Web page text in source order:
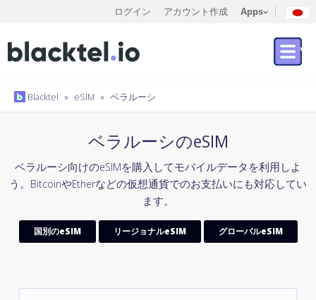
ログイン アカウント作成 Apps
Blacktel » eSIM » ベラルーシ
ベラルーシのeSIM
ベラルーシ向けのeSIMを購入してモバイルデータを利用しよ
う。BitcoinやEtherなどの仮想通貨でのお支払いにも対応してい
ます。
国別のeSIM リージョナルeSIM グローバルeSIM